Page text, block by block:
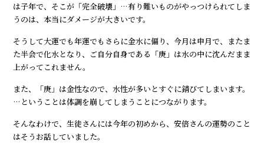
は子年で、そこが「完全破壊」…有り難いものがやっつけられてしま
うのは、本当にダメージが大きいです。
そうして大運でも年運でもさらに金水に偏り、今月は申月で、またま
た半会で化水となり、ご自分自身である「庚」は水の中に沈んだまま
上がってこれません。
また、「庚」は金性なので、水性が多いとすぐに錆びてしまいます。
…ということは体調を崩してしまうことにつながります。
そんなわけで、生徒さんには今年の初めから、安倍さんの運勢のこと
はそうお話していました。